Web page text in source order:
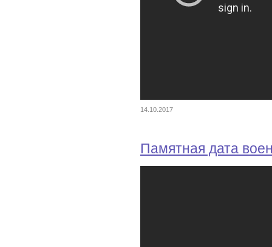
14.10.2017
Памятная дата